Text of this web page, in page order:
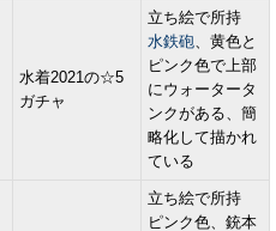
水着2021の☆5
ガチャ
立ち絵で所持
水鉄砲、黄色と
ピンク色で上部
にウォータータ
ンクがある、簡
略化して描かれ
ている
立ち絵で所持
ピンク色、銃本